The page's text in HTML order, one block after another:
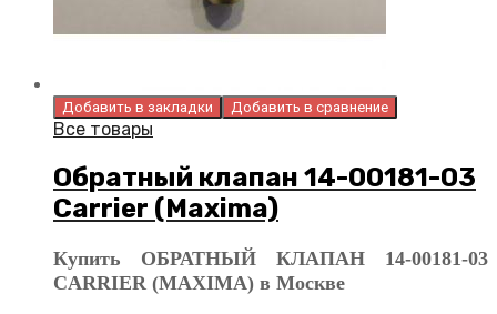
Добавить в закладки Добавить в сравнение
Все товары
Обратный клапан 14-00181-03
Carrier (Maxima)
Купить ОБРАТНЫЙ КЛАПАН 14-00181-03
CARRIER (MAXIMA) в Москве